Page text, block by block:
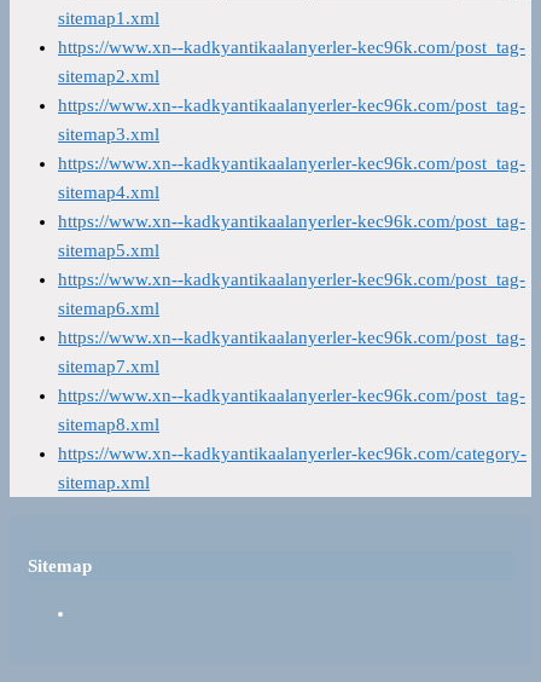
sitemap1.xml
https://www.xn--kadkyantikaalanyerler-kec96k.com/post_tag-
sitemap2.xml
https://www.xn--kadkyantikaalanyerler-kec96k.com/post_tag-
sitemap3.xml
https://www.xn--kadkyantikaalanyerler-kec96k.com/post_tag-
sitemap4.xml
https://www.xn--kadkyantikaalanyerler-kec96k.com/post_tag-
sitemap5.xml
https://www.xn--kadkyantikaalanyerler-kec96k.com/post_tag-
sitemap6.xml
https://www.xn--kadkyantikaalanyerler-kec96k.com/post_tag-
sitemap7.xml
https://www.xn--kadkyantikaalanyerler-kec96k.com/post_tag-
sitemap8.xml
https://www.xn--kadkyantikaalanyerler-kec96k.com/category-
sitemap.xml
Sitemap